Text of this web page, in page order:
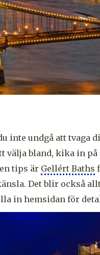
inte undgå att tvaga
välja bland, kika in på
tips är Gellért Baths
Det blir också
in hemsidan för